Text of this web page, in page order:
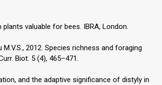
plants valuable for bees. IBRA, London.
M.V.S., 2012. Species richness and foraging
Biot. 5 (4), 465–471.
and the adaptive significance of distyly in